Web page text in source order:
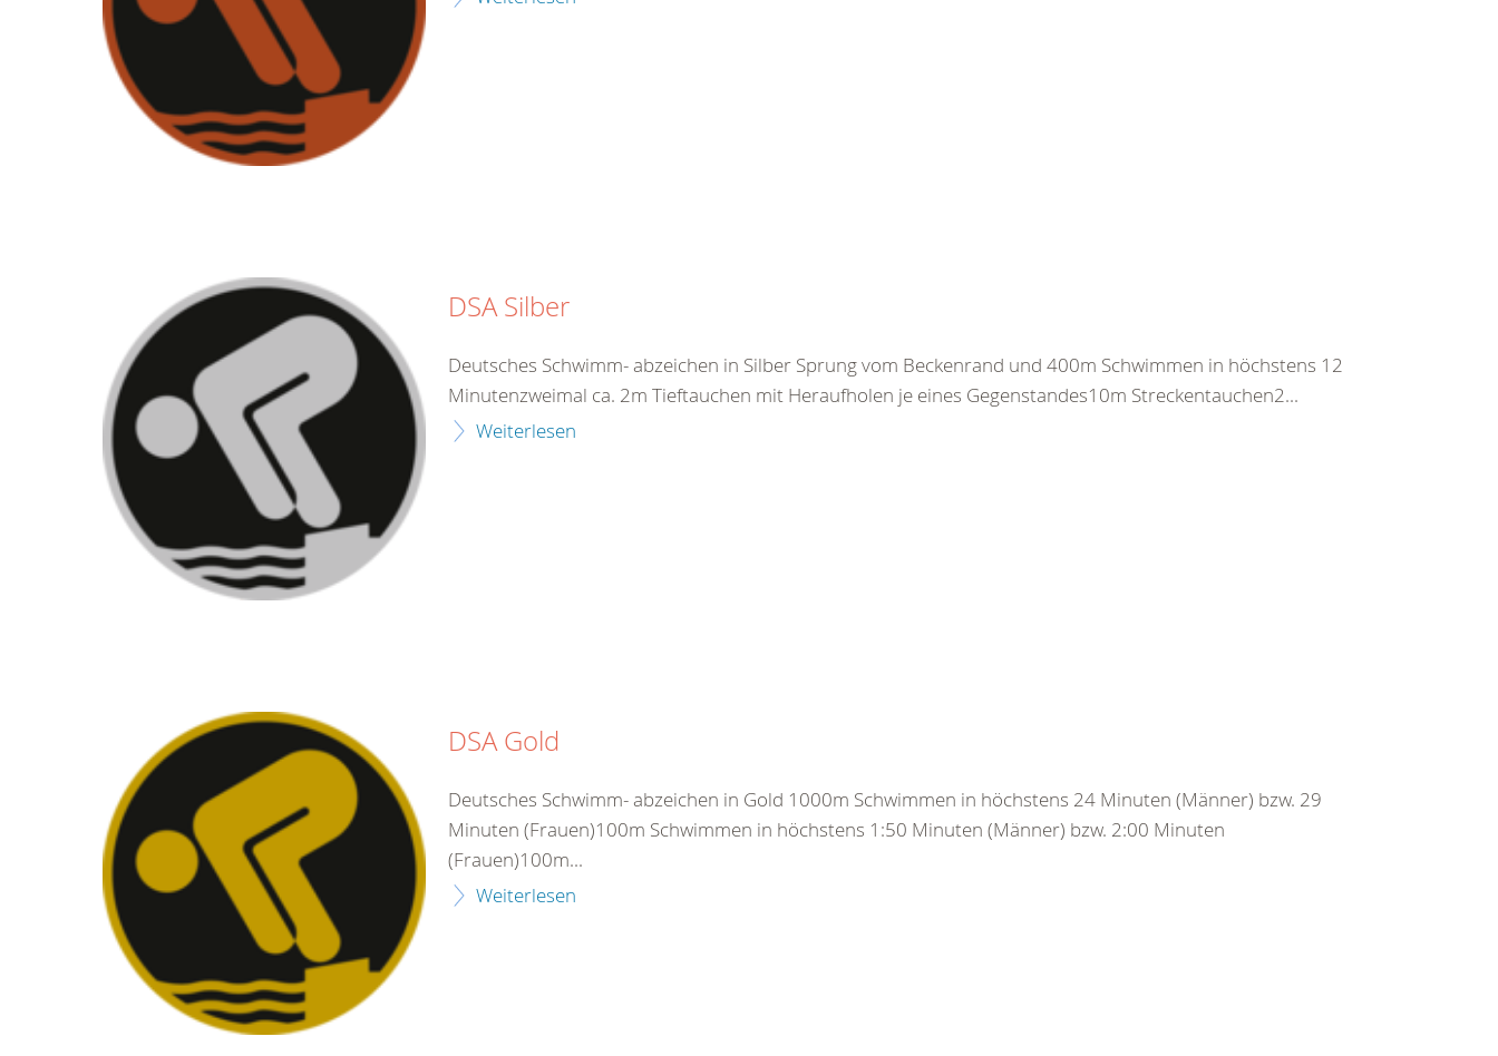
DSA Silber
Deutsches Schwimm- abzeichen in Silber Sprung vom Beckenrand und 400m Schwimmen in höchstens 12
Minutenzweimal ca. 2m Tieftauchen mit Heraufholen je eines Gegenstandes10m Streckentauchen2...
Weiterlesen
DSA Gold
Deutsches Schwimm- abzeichen in Gold 1000m Schwimmen in höchstens 24 Minuten (Männer) bzw. 29
Minuten (Frauen)100m Schwimmen in höchstens 1:50 Minuten (Männer) bzw. 2:00 Minuten
(Frauen)100m...
Weiterlesen